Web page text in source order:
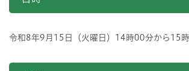
令和8年9月15日（火曜日）14時00分から15